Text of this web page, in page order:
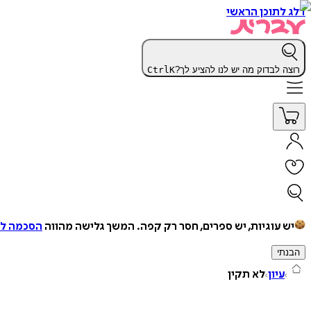
דלג לתוכן הראשי
רוצה לבדוק מה יש לנו להציע לך? CtrlK
יש עוגיות, יש ספרים, חסר רק קפה. המשך גלישה מהווה הסכמה
הבנתי
עיון לא תקין